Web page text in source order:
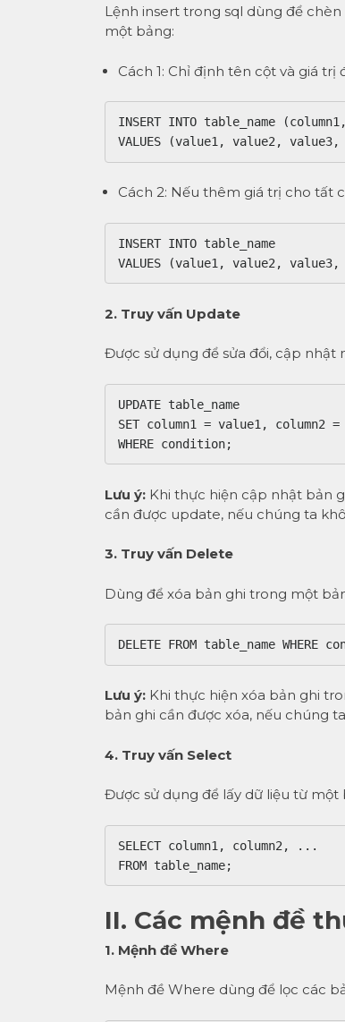
Lệnh insert trong sql dùng để
một bảng:
Cách 1: Chỉ định tên cột và giá trị
INSERT INTO table_name
VALUES (value1, value2,
Cách 2: Nếu thêm giá trị cho tất
INSERT INTO table_name
2. Truy vấn Update
Được sử dụng để sửa đổi, cập
UPDATE table_name
SET column1 = value1, column2
Lưu ý: Khi thực hiện cập nhật bản
cần được update, nếu chúng ta
3. Truy vấn Delete
Dùng để xóa bản ghi trong một
Lưu ý: Khi thực hiện xóa bản ghi
bản ghi cần được xóa, nếu chúng
4. Truy vấn Select
Được sử dụng để lấy dữ liệu từ một
SELECT column1, column2, ...
II. Các mệnh đề
1. Mệnh đề Where
Mệnh đề Where dùng để lọc các